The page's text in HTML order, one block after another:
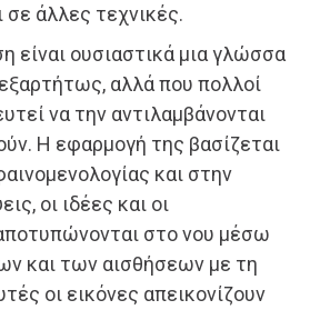
άλλες τεχνικές.
είναι ουσιαστικά μια γλώσσα
αλλά που πολλοί
να την αντιλαμβάνονται
Η εφαρμογή της βασίζεται
και στην
οι ιδέες και οι
στο νου μέσω
και των αισθήσεων με τη
οι εικόνες απεικονίζουν